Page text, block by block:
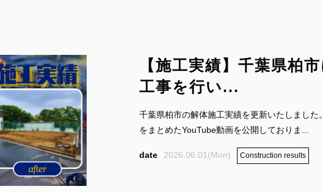
【施工実績】千葉県柏
工事を行い...
千葉県柏市の解体施工実績を更新いたしました
をまとめたYouTube動画を公開しておりま...
2026.06.01(Mon) Construction results